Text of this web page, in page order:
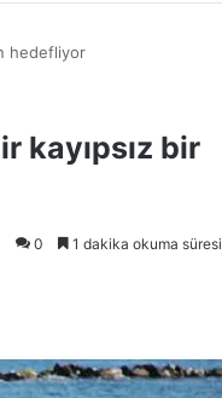
hedefliyor
kayıpsız bir
0 1 dakika okuma süresi